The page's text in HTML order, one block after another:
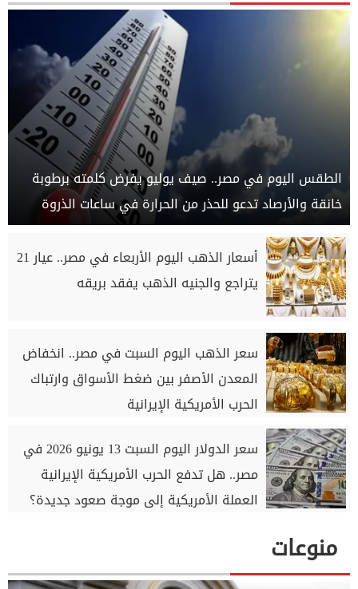
الطقس اليوم في مصر.. صيف يوليو يفرض كلمته برطوبة
خانقة والأرصاد تدعو للحذر من الحرارة في ساعات الذروة
أسعار الذهب اليوم الأربعاء في مصر.. عيار 21
يتراجع والجنيه الذهب يفقد بريقه
سعر الذهب اليوم السبت في مصر.. انخفاض
المعدن الأصفر بين ضغط الأسواق وارتباك
الحرب الأمريكية الإيرانية
سعر الدولار اليوم السبت 13 يونيو 2026 في
مصر.. هل تدفع الحرب الأمريكية الإيرانية
العملة الأمريكية إلى موجة صعود جديدة؟
منوعات